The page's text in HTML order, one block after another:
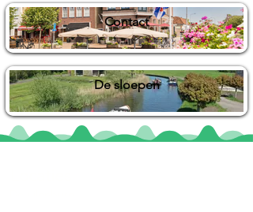
Contact
De sloepen